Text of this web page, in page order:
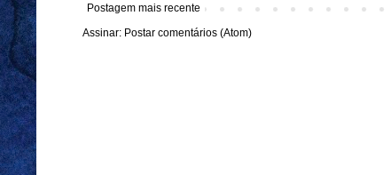
Postagem mais recente
Assinar: Postar comentários (Atom)